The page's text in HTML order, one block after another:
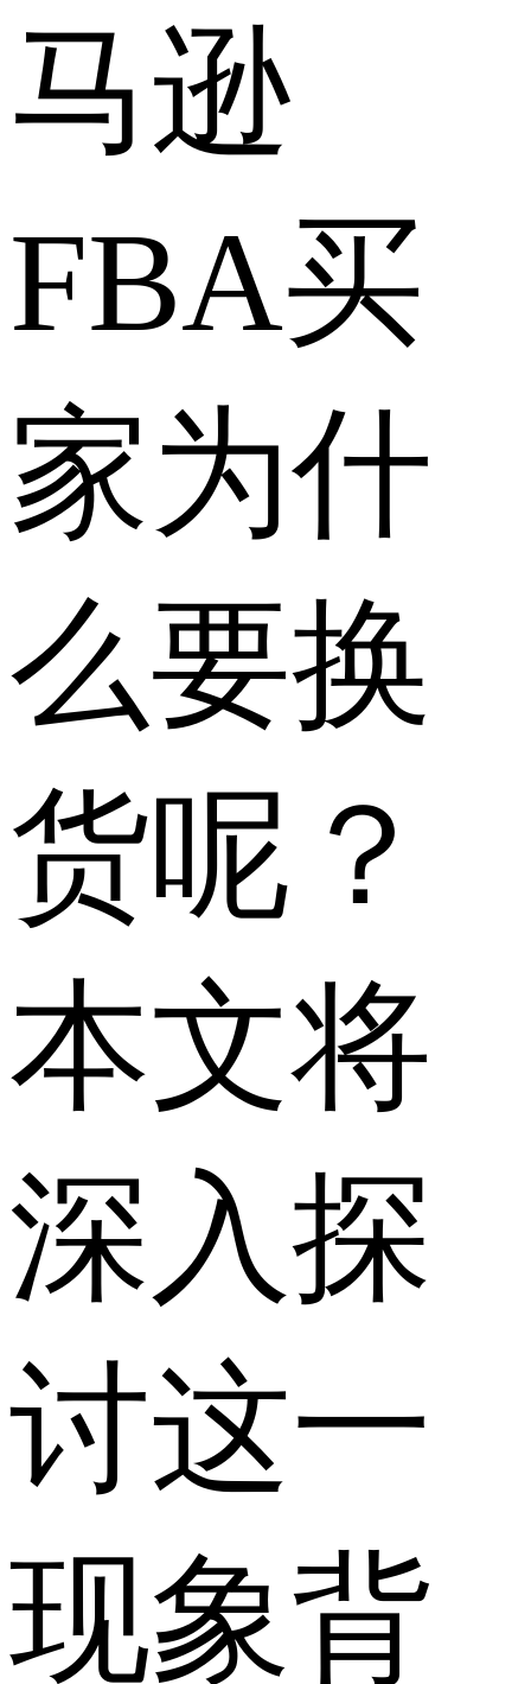
马逊
FBA买
家为什
么要换
货呢？
本文将
深入探
讨这一
现象背